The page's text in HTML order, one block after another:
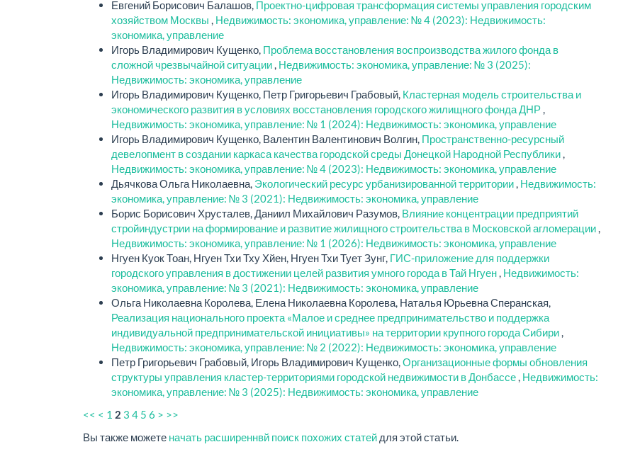
Евгений Борисович Балашов, Проектно-цифровая трансформация системы управления городским
хозяйством Москвы , Недвижимость: экономика, управление: № 4 (2023): Недвижимость:
экономика, управление
Игорь Владимирович Кущенко, Проблема восстановления воспроизводства жилого фонда в
сложной чрезвычайной ситуации, Недвижимость: экономика, управление: № 3 (2025):
Недвижимость: экономика, управление
Игорь Владимирович Кущенко, Петр Григорьевич Грабовый, Кластерная модель строительства и
экономического развития в условиях восстановления городского жилищного фонда ДНР,
Недвижимость: экономика, управление: № 1 (2024): Недвижимость: экономика, управление
Игорь Владимирович Кущенко, Валентин Валентинович Волгин, Пространственно-ресурсный
девелопмент в создании каркаса качества городской среды Донецкой Народной Республики,
Недвижимость: экономика, управление: № 4 (2023): Недвижимость: экономика, управление
Дьячкова Ольга Николаевна, Экологический ресурс урбанизированной территории, Недвижимость:
экономика, управление: № 3 (2021): Недвижимость: экономика, управление
Борис Борисович Хрусталев, Даниил Михайлович Разумов, Влияние концентрации предприятий
стройиндустрии на формирование и развитие жилищного строительства в Московской агломерации,
Недвижимость: экономика, управление: № 1 (2026): Недвижимость: экономика, управление
Нгуен Куок Тоан, Нгуен Тхи Тху Хйен, Нгуен Тхи Тует Зунг, ГИС-приложение для поддержки
городского управления в достижении целей развития умного города в Тай Нгуен, Недвижимость:
экономика, управление: № 3 (2021): Недвижимость: экономика, управление
Ольга Николаевна Королева, Елена Николаевна Королева, Наталья Юрьевна Сперанская,
Реализация национального проекта «Малое и среднее предпринимательство и поддержка
индивидуальной предпринимательской инициативы» на территории крупного города Сибири,
Недвижимость: экономика, управление: № 2 (2022): Недвижимость: экономика, управление
Петр Григорьевич Грабовый, Игорь Владимирович Кущенко,Организационные формы обновления
структуры управления кластер-территориями городской недвижимости в Донбассе, Недвижимость:
экономика, управление: № 3 (2025): Недвижимость: экономика, управление
<< < 1 2 3 4 5 6 > >>
Вы также можете начать расширеннвй поиск похожих статей для этой статьи.